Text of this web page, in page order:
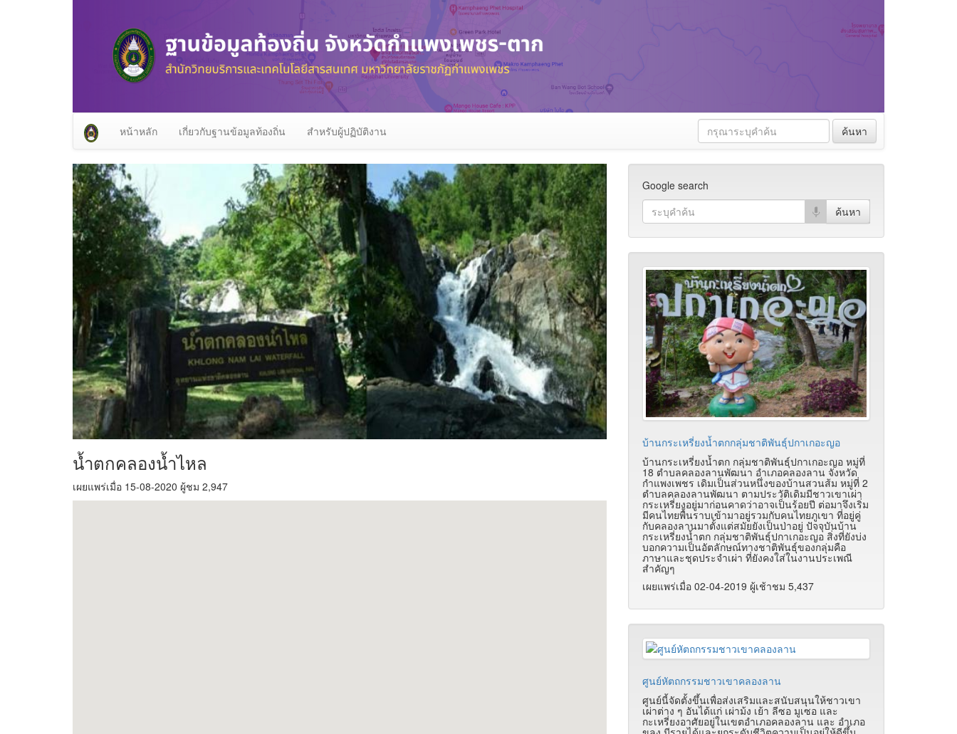
หน้าหลัก เกี่ยวกับฐานข้อมูลท้องถิ่น สำหรับผู้ปฏิบัติงาน ค้นหา
น้ำตกคลองน้ำไหล
เผยแพร่เมื่อ 15-08-2020 ผู้ชม 2,947
Google search
บ้านกระเหรี่ยงน้ำตกกลุ่มชาติพันธุ์ปกาเกอะญอ
บ้านกระเหรี่ยงน้ำตก กลุ่มชาติพันธุ์ปกาเกอะญอ หมู่ที่
18 ตำบลคลองลานพัฒนา อำเภอคลองลาน จังหวัด
กำแพงเพชร เดิมเป็นส่วนหนึ่งของบ้านสวนส้ม หมู่ที่ 2
ตำบลคลองลานพัฒนา ตามประวัติเดิมมีชาวเขาเผ่า
กระเหรี่ยงอยู่มาก่อนคาดว่าอาจเป็นร้อยปี ต่อมาจึงเริ่ม
มีคนไทยพื้นราบเข้ามาอยู่รวมกับคนไทยภูเขา ที่อยู่คู่
กับคลองลานมาตั้งแต่สมัยยังเป็นป่าอยู่ ปัจจุบันบ้าน
กระเหรี่ยงน้ำตก กลุ่มชาติพันธุ์ปกาเกอะญอ สิ่งที่ยังบ่ง
บอกความเป็นอัตลักษณ์ทางชาติพันธุ์ของกลุ่มคือ
ภาษาและชุดประจำเผ่า ที่ยังคงใส่ในงานประเพณี
สำคัญๆ
เผยแพร่เมื่อ 02-04-2019 ผู้เช้าชม 5,437
ศูนย์หัตถกรรมชาวเขาคลองลาน
ศูนย์นี้จัดตั้งขึ้นเพื่อส่งเสริมและสนับสนุนให้ชาวเขา
เผ่าต่าง ๆ อันได้แก่ เผ่าม้ง เย้า ลีซอ มูเซอ และ
กะเหรี่ยงอาศัยอยู่ในเขตอำเภอคลองลาน และ อำเภอ